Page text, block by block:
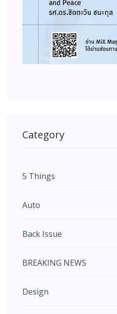
Category
5 Things
Auto
Back Issue
BREAKING NEWS
Design